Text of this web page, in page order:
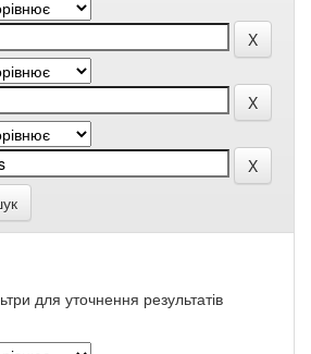
для уточнення результатів